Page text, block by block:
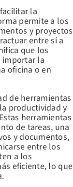
la
permite a los
y proyectos
entre sí a
que los
importar la
oficina o en
de herramientas
productividad y
herramientas
de tareas, una
y documentos,
entre los
a los
eficiente, lo que